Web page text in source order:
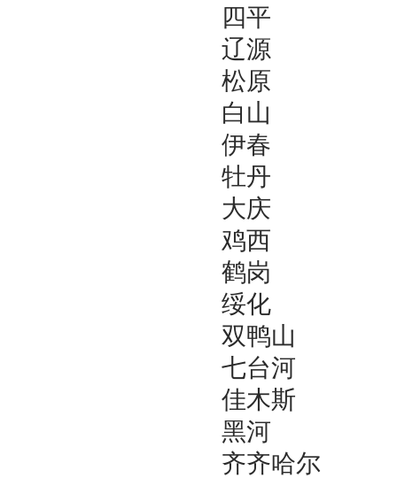
四平
辽源
松原
白山
伊春
牡丹
大庆
鸡西
鹤岗
绥化
双鸭山
七台河
佳木斯
黑河
齐齐哈尔